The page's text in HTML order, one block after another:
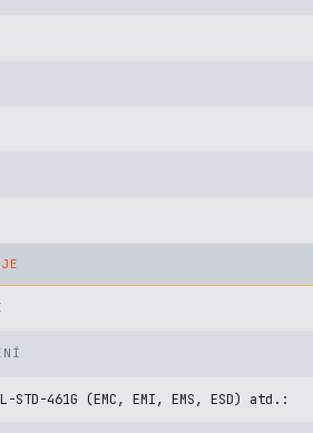
STD-461G (EMC, EMI, EMS, ESD) atd.: